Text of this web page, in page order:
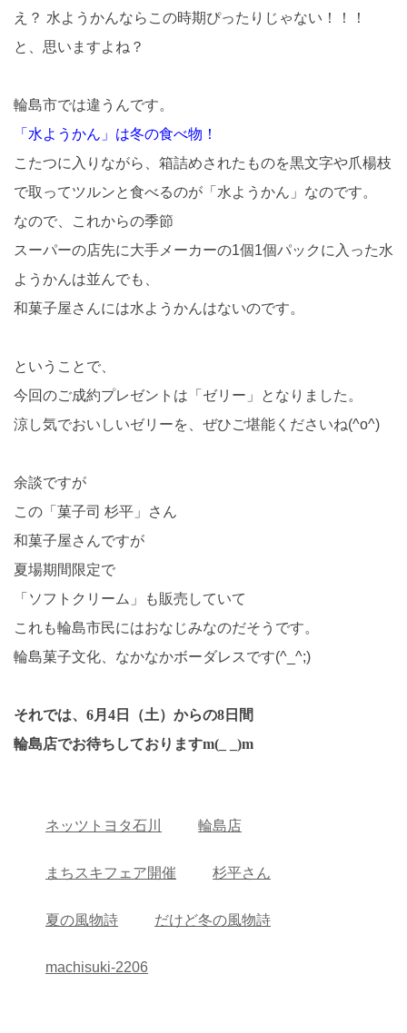
え？ 水ようかんならこの時期ぴったりじゃない！！！
と、思いますよね？
輪島市では違うんです。
「水ようかん」は冬の食べ物！
こたつに入りながら、箱詰めされたものを黒文字や爪楊枝
で取ってツルンと食べるのが「水ようかん」なのです。
なので、これからの季節
スーパーの店先に大手メーカーの1個1個パックに入った水
ようかんは並んでも、
和菓子屋さんには水ようかんはないのです。
ということで、
今回のご成約プレゼントは「ゼリー」となりました。
涼し気でおいしいゼリーを、ぜひご堪能くださいね(^o^)
余談ですが
この「菓子司 杉平」さん
和菓子屋さんですが
夏場期間限定で
「ソフトクリーム」も販売していて
これも輪島市民にはおなじみなのだそうです。
輪島菓子文化、なかなかボーダレスです(^_^;)
それでは、6月4日（土）からの8日間
輪島店でお待ちしておりますm(_ _)m
ネッツトヨタ石川 輪島店
まちスキフェア開催 杉平さん
夏の風物詩 だけど冬の風物詩
machisuki-2206